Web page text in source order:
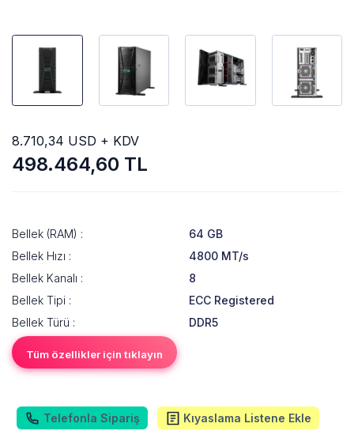
498.464,60 TL
8.710,34 USD + KDV
Bellek (RAM) :
64 GB
Bellek Hızı :
4800 MT/s
Bellek Kanalı :
8
Bellek Tipi :
ECC Registered
Bellek Türü :
DDR5
Tüm özellikler için tıklayın
Telefonla Sipariş Kıyaslama Listene Ekle